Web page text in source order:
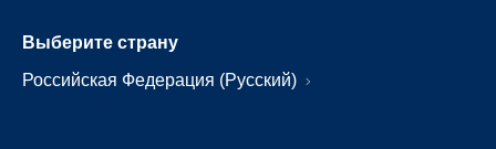
Выберите страну
Российская Федерация (Русский)